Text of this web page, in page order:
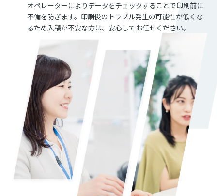
オペレーターによりデータをチェックすることで印刷前に
不備を防ぎます。印刷後のトラブル発生の可能性が低くな
るため入稿が不安な方は、安心してお任せください。